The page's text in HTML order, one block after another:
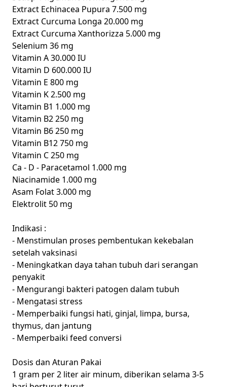
Extract Echinacea Pupura 7.500 mg
Extract Curcuma Longa 20.000 mg
Extract Curcuma Xanthorizza 5.000 mg
Selenium 36 mg
Vitamin A 30.000 IU
Vitamin D 600.000 IU
Vitamin E 800 mg
Vitamin K 2.500 mg
Vitamin B1 1.000 mg
Vitamin B2 250 mg
Vitamin B6 250 mg
Vitamin B12 750 mg
Vitamin C 250 mg
Ca - D - Paracetamol 1.000 mg
Niacinamide 1.000 mg
Asam Folat 3.000 mg
Elektrolit 50 mg
Indikasi :
- Menstimulan proses pembentukan kekebalan
setelah vaksinasi
- Meningkatkan daya tahan tubuh dari serangan
penyakit
- Mengurangi bakteri patogen dalam tubuh
- Mengatasi stress
- Memperbaiki fungsi hati, ginjal, limpa, bursa,
thymus, dan jantung
- Memperbaiki feed conversi
Dosis dan Aturan Pakai
1 gram per 2 liter air minum, diberikan selama 3-5